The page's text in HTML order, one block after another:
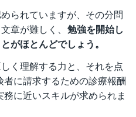
られていますが、その分問
章が難しく、 勉強を開始し
がほとんどでしょう。
く理解する力と、それを点
に請求するための診療報酬
に近いスキルが求められま